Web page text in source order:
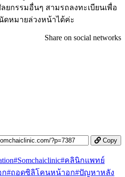
ยกรรมอื่นๆ สามรถลงทะเบียนเพื่อ
ดหมายล่วงหน้าได้ค่ะ
Share on social networks
Copy
#Somchaiclinic#คลินิกแพทย์
ก#ถอดซิลิโคนหน้าอก#ปัญหาหลัง